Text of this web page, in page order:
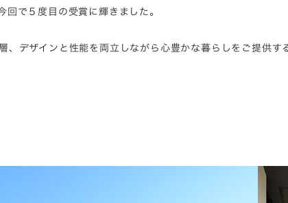
回で５度目の受賞に輝きました。
、デザインと性能を両立しながら心豊かな暮らしをご提供